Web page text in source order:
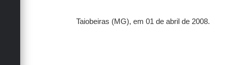
Taiobeiras (MG), em 01 de abril de 2008.